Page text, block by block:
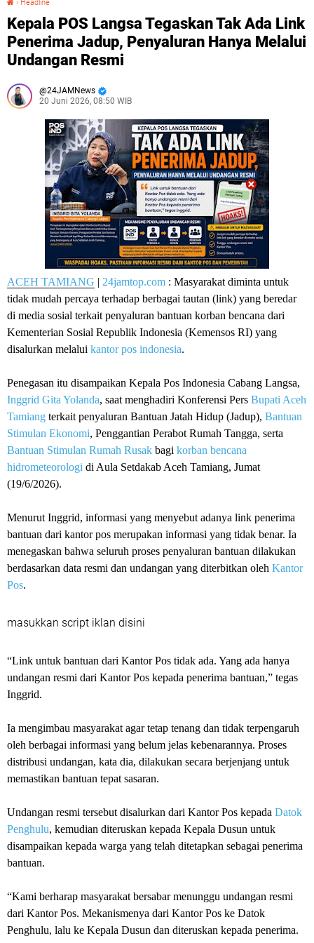
› Headline
Kepala POS Langsa Tegaskan Tak Ada Link
Penerima Jadup, Penyaluran Hanya Melalui
Undangan Resmi
24JAMNews
20 Juni 2026, 08:50 WIB
ACEH TAMIANG | 24jamtop.com : Masyarakat diminta untuk
tidak mudah percaya terhadap berbagai tautan (link) yang beredar
di media sosial terkait penyaluran bantuan korban bencana dari
Kementerian Sosial Republik Indonesia (Kemensos RI) yang
disalurkan melalui kantor pos indonesia.
Penegasan itu disampaikan Kepala Pos Indonesia Cabang Langsa,
Inggrid Gita Yolanda, saat menghadiri Konferensi Pers Bupati Aceh
Tamiang terkait penyaluran Bantuan Jatah Hidup (Jadup), Bantuan
Stimulan Ekonomi, Penggantian Perabot Rumah Tangga, serta
Bantuan Stimulan Rumah Rusak bagi korban bencana
hidrometeorologi di Aula Setdakab Aceh Tamiang, Jumat
(19/6/2026).
Menurut Inggrid, informasi yang menyebut adanya link penerima
bantuan dari kantor pos merupakan informasi yang tidak benar. Ia
menegaskan bahwa seluruh proses penyaluran bantuan dilakukan
berdasarkan data resmi dan undangan yang diterbitkan oleh Kantor
Pos.
masukkan script iklan disini
“Link untuk bantuan dari Kantor Pos tidak ada. Yang ada hanya
undangan resmi dari Kantor Pos kepada penerima bantuan,” tegas
Inggrid.
Ia mengimbau masyarakat agar tetap tenang dan tidak terpengaruh
oleh berbagai informasi yang belum jelas kebenarannya. Proses
distribusi undangan, kata dia, dilakukan secara berjenjang untuk
memastikan bantuan tepat sasaran.
Undangan resmi tersebut disalurkan dari Kantor Pos kepada Datok
Penghulu, kemudian diteruskan kepada Kepala Dusun untuk
disampaikan kepada warga yang telah ditetapkan sebagai penerima
bantuan.
“Kami berharap masyarakat bersabar menunggu undangan resmi
dari Kantor Pos. Mekanismenya dari Kantor Pos ke Datok
Penghulu, lalu ke Kepala Dusun dan diteruskan kepada penerima.